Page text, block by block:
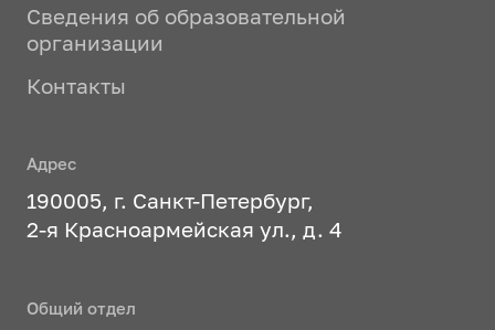
Сведения об образовательной
организации
Контакты
Адрес
190005, г. Санкт-Петербург,
2-я Красноармейская ул., д. 4
Общий отдел